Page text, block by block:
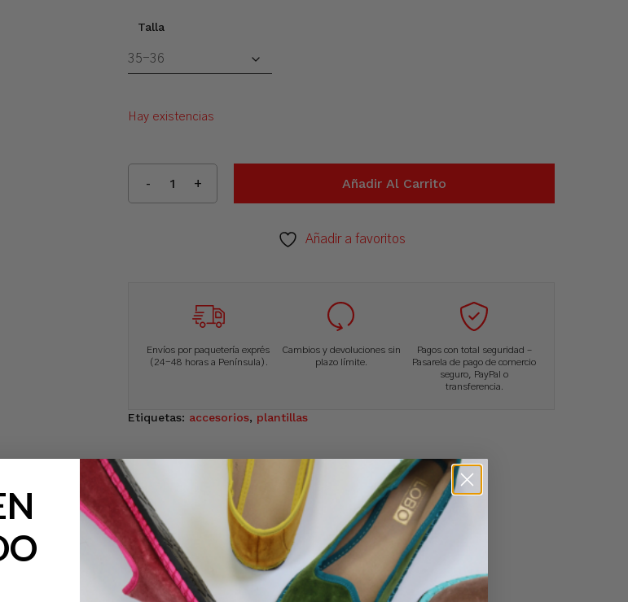
Talla
Hay existencias
Añadir Al Carrito
Añadir a favoritos
Envíos por paquetería exprés
(24-48 horas a Península).
Cambios y devoluciones sin
plazo límite.
Pagos con total seguridad –
Pasarela de pago de comercio
seguro, PayPal o
transferencia.
Etiquetas: accesorios, plantillas